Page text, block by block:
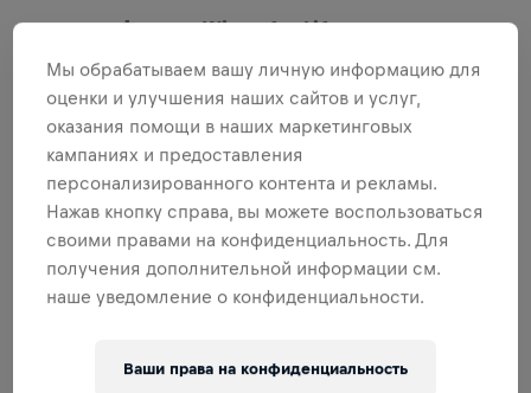
Фонд Wings for Life — это
некоммерческая организация,
которая занимается
финансированием передовых
исследований спинного мозга.
ПОДРОБНЕЕ
Мы обрабатываем вашу личную информацию для
оценки и улучшения наших сайтов и услуг,
оказания помощи в наших маркетинговых
кампаниях и предоставления
персонализированного контента и рекламы.
Нажав кнопку справа, вы можете воспользоваться
своими правами на конфиденциальность. Для
получения дополнительной информации см.
наше уведомление о конфиденциальности.
Ваши права на конфиденциальность